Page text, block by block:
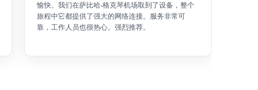
愉快。我们在萨比哈·格克琴机场取到了设备，整个
旅程中它都提供了强大的网络连接。服务非常可
靠，工作人员也很热心。强烈推荐。